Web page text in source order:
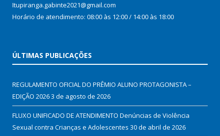
Itupiranga.gabinte2021@gmail.com
Horário de atendimento: 08:00 às 12:00 / 14:00 às 18:00
ÚLTIMAS PUBLICAÇÕES
REGULAMENTO OFICIAL DO PRÊMIO ALUNO PROTAGONISTA –
EDIÇÃO 20263 de agosto de 2026
FLUXO UNIFICADO DE ATENDIMENTO Denúncias de Violência
Sexual contra Crianças e Adolescentes 30 de abril de 2026